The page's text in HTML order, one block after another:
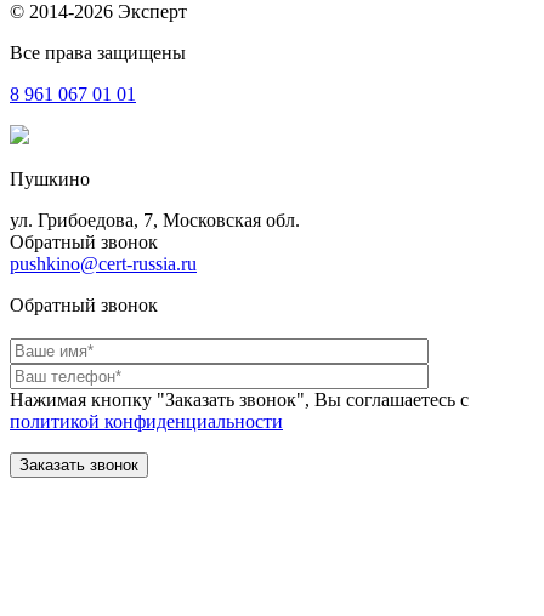
© 2014-2026 Эксперт
Все права защищены
8 961 067 01 01
Пушкино
ул. Грибоедова, 7, Московская обл.
Обратный звонок
pushkino@cert-russia.ru
Обратный звонок
Нажимая кнопку "Заказать звонок", Вы соглашаетесь с
политикой конфиденциальности